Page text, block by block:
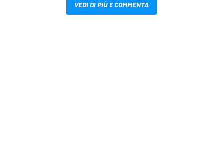
VEDI DI PIÙ E COMMENTA